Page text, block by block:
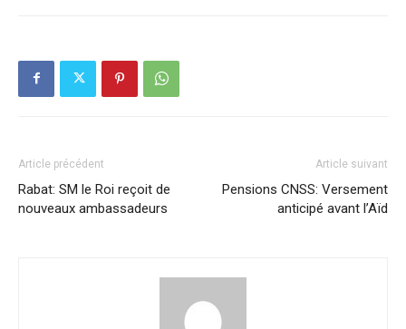
Article précédent
Rabat: SM le Roi reçoit de
nouveaux ambassadeurs
Article suivant
Pensions CNSS: Versement
anticipé avant l’Aïd